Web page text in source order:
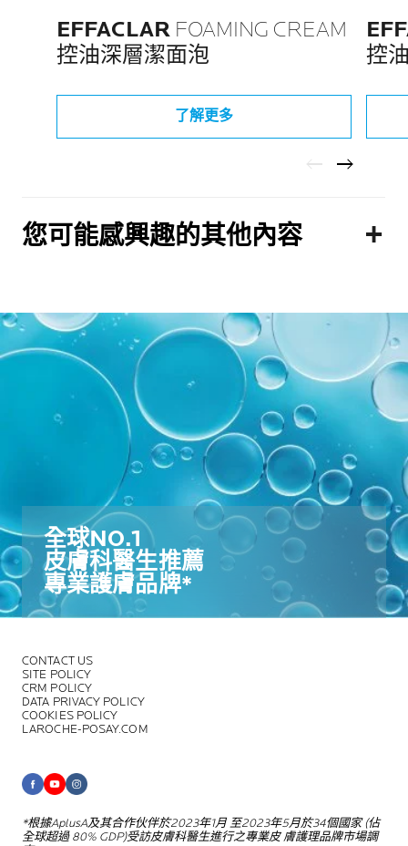
EFFACLAR FOAMING CREAM
控油深層潔面泡
了解更多
控
您可能感興趣的其他內容
全球NO.1​
皮膚科醫生推薦​
專業護膚品牌*​
CONTACT US
SITE POLICY
CRM POLICY
DATA PRIVACY POLICY
COOKIES POLICY
LAROCHE-POSAY.COM
*根據AplusA及其合作伙伴於2023年1月至2023年5月於34個國家 (佔
全球超過80% GDP)受訪皮膚科醫生進行之專業皮膚護理品牌市場調